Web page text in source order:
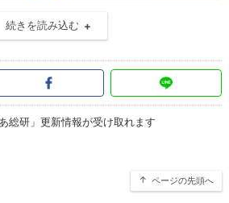
続きを読み込む
総研」更新情報が受け取れます
ページの先頭へ